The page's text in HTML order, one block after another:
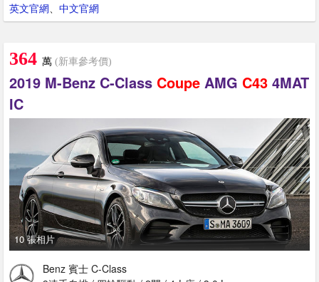
英文官網、 中文官網
364 萬 (新車參考價)
2019 M-Benz C-Class Coupe AMG C43 4MAT
IC
10 張相片
Benz 賓士 C-Class